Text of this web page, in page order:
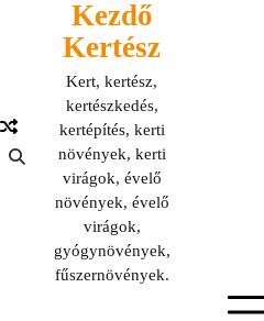
Kezdő
Kertész
Kert, kertész,
kertészkedés,
kertépítés, kerti
növények, kerti
virágok, évelő
növények, évelő
virágok,
gyógynövények,
fűszernövények.